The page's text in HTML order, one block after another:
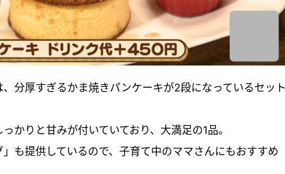
分厚すぎるかま焼きパンケーキが2段になっているセット
かりと甘みが付いていており、大満足の1品。
」も提供しているので、子育て中のママさんにもおすすめ